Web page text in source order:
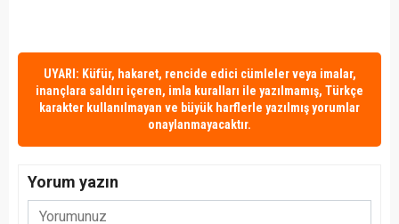
UYARI: Küfür, hakaret, rencide edici cümleler veya imalar,
inançlara saldırı içeren, imla kuralları ile yazılmamış, Türkçe
karakter kullanılmayan ve büyük harflerle yazılmış yorumlar
onaylanmayacaktır.
Yorum yazın